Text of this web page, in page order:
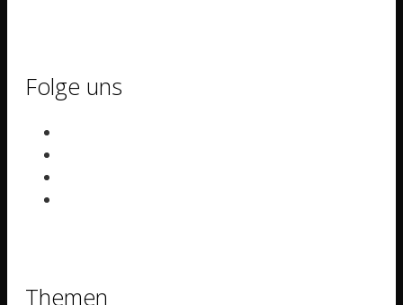
Folge uns
Themen